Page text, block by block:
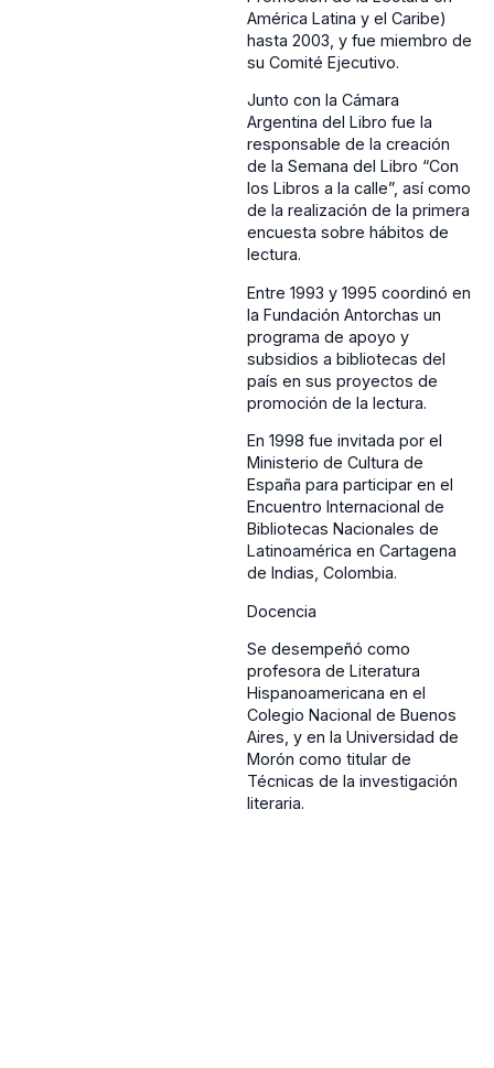
América Latina y el Caribe)
hasta 2003, y fue miembro de
su Comité Ejecutivo.
Junto con la Cámara
Argentina del Libro fue la
responsable de la creación
de la Semana del Libro “Con
los Libros a la calle”, así como
de la realización de la primera
encuesta sobre hábitos de
lectura.
Entre 1993 y 1995 coordinó en
la Fundación Antorchas un
programa de apoyo y
subsidios a bibliotecas del
país en sus proyectos de
promoción de la lectura.
En 1998 fue invitada por el
Ministerio de Cultura de
España para participar en el
Encuentro Internacional de
Bibliotecas Nacionales de
Latinoamérica en Cartagena
de Indias, Colombia.
Docencia
Se desempeñó como
profesora de Literatura
Hispanoamericana en el
Colegio Nacional de Buenos
Aires, y en la Universidad de
Morón como titular de
Técnicas de la investigación
literaria.